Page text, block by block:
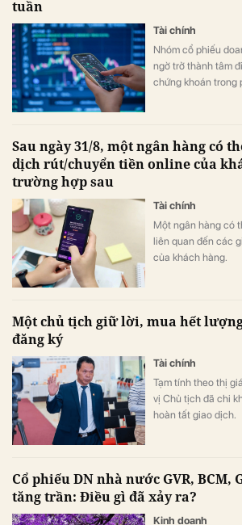
tuần
Tài chính
Nhóm cổ phiếu
ngờ trở thành tâm
chứng khoán trong
đảo chiều tăng
sắc đỏ.
Sau ngày 31/8, một ngân hàng có
dịch rút/chuyển tiền online của
trường hợp sau
Tài chính
Một ngân hàng có
liên quan đến các
của khách hàng.
Một chủ tịch giữ lời, mua hết
đăng ký
Tài chính
Tạm tính theo thị
vị Chủ tịch đã chi
hoàn tất giao dịch.
Cổ phiếu DN nhà nước GVR, BCM,
tăng trần: Điều gì đã xảy ra?
Kinh doanh